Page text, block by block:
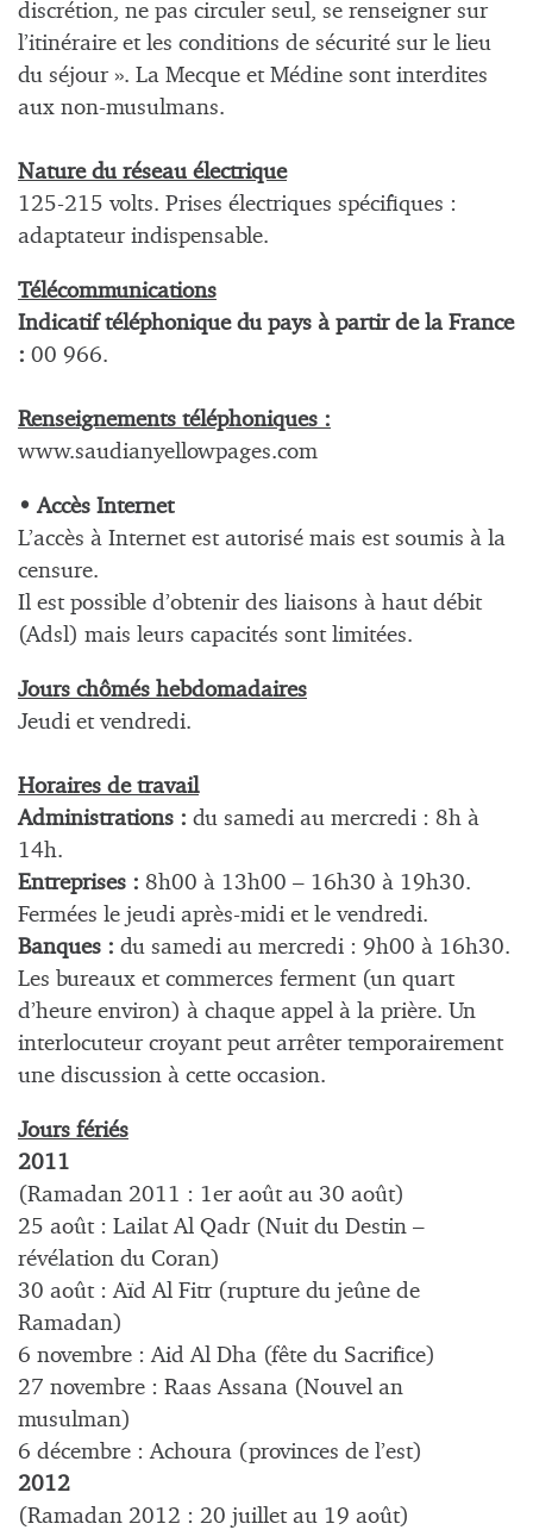
discrétion, ne pas circuler seul, se renseigner sur
l’itinéraire et les conditions de sécurité sur le lieu
du séjour ». La Mecque et Médine sont interdites
aux non-musulmans.
Nature du réseau électrique
125-215 volts. Prises électriques spécifiques :
adaptateur indispensable.
Télécommunications
Indicatif téléphonique du pays à partir de la France
: 00 966.
Renseignements téléphoniques :
www.saudianyellowpages.com
• Accès Internet
L’accès à Internet est autorisé mais est soumis à la
censure.
Il est possible d’obtenir des liaisons à haut débit
(Adsl) mais leurs capacités sont limitées.
Jours chômés hebdomadaires
Jeudi et vendredi.
Horaires de travail
Administrations : du samedi au mercredi : 8h à
14h.
Entreprises : 8h00 à 13h00 – 16h30 à 19h30.
Fermées le jeudi après-midi et le vendredi.
Banques : du samedi au mercredi : 9h00 à 16h30.
Les bureaux et commerces ferment (un quart
d’heure environ) à chaque appel à la prière. Un
interlocuteur croyant peut arrêter temporairement
une discussion à cette occasion.
Jours fériés
2011
(Ramadan 2011 : 1er août au 30 août)
25 août : Lailat Al Qadr (Nuit du Destin –
révélation du Coran)
30 août : Aïd Al Fitr (rupture du jeûne de
Ramadan)
6 novembre : Aid Al Dha (fête du Sacrifice)
27 novembre : Raas Assana (Nouvel an
musulman)
6 décembre : Achoura (provinces de l’est)
2012
(Ramadan 2012 : 20 juillet au 19 août)